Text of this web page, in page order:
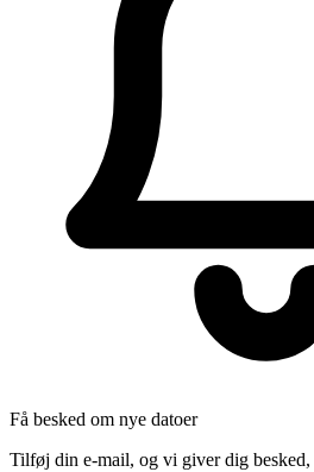
Få besked om nye datoer
Tilføj din e-mail, og vi giver dig besked,